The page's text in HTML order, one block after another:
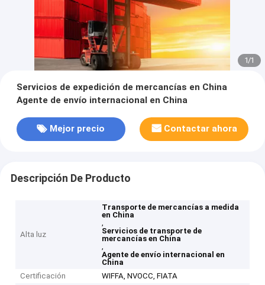
1/1
Servicios de expedición de mercancías en China
Agente de envío internacional en China
Mejor precio Contactar ahora
Descripción De Producto
Alta luz
Transporte de mercancías a medida
en China
,
Servicios de transporte de
mercancías en China
,
Agente de envío internacional en
China
Certificación
WIFFA, NVOCC, FIATA